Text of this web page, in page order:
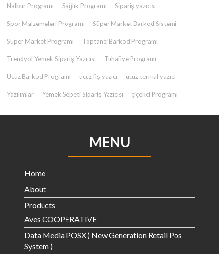
Nalbur Programı Sağlık Programı Sipariş yazıcısı
Spor Malzemeleri Programı Süper Market Barkod Sistemi
Süper Market Programı Toptancı Barkod Programı
Trendyol Yemek Sipariş Yazıcısı Tuhafiye Programı
Ucuz Barkod Programı ucuz fiş yazıcı ucuz termal yazıcı
Yazılımlar Yemek Sepeti Sipariş Yazıcısı çiçekci Programı
MENU
Home
About
Products
Aves COOPERATIVE
Data Media POSX ( New Generation Retail Pos
System )